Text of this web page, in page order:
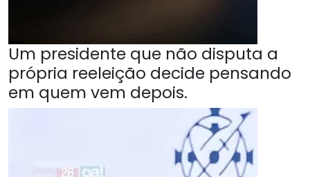
Um presidente que não disputa a
própria reeleição decide pensando
em quem vem depois.